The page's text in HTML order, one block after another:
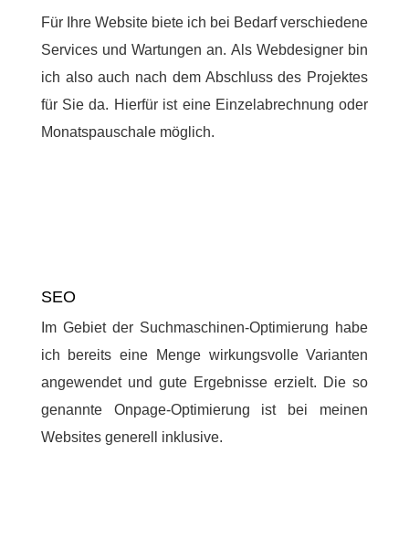
Für Ihre Website biete ich bei Bedarf verschiedene
Services und Wartungen an. Als Webdesigner bin
ich also auch nach dem Abschluss des Projektes
für Sie da. Hierfür ist eine Einzelabrechnung oder
Monatspauschale möglich.
SEO
Im Gebiet der Suchmaschinen-Optimierung habe
ich bereits eine Menge wirkungsvolle Varianten
angewendet und gute Ergebnisse erzielt. Die so
genannte Onpage-Optimierung ist bei meinen
Websites generell inklusive.